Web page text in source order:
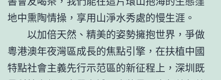
地中熏陶情操，享用山淨水秀處的慢生涯。
以加倍天然、精美的姿勢擁抱世界，爭做
粵港澳年夜灣區成長的焦點引擎，在扶植中國
特點社會主義先行示范區的新征程上，深圳既